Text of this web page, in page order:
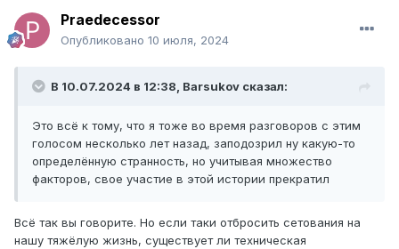
Praedecessor
Опубликовано 10 июля, 2024
В 10.07.2024 в 12:38, Barsukov сказал:
Это всё к тому, что я тоже во время разговоров с этим
голосом несколько лет назад, заподозрил ну какую-то
определённую странность, но учитывая множество
факторов, свое участие в этой истории прекратил
Всё так вы говорите. Но если таки отбросить сетования на
нашу тяжёлую жизнь, существует ли техническая